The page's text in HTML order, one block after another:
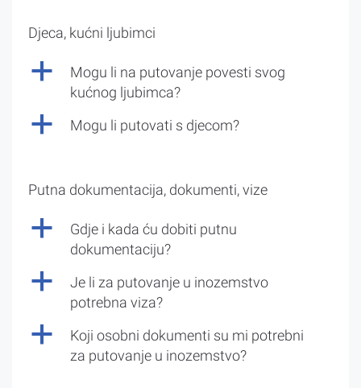
Djeca, kućni ljubimci
a
Mogu li na putovanje povesti svog
kućnog ljubimca?
a Mogu li putovati s djecom?
Putna dokumentacija, dokumenti, vize
a
Gdje i kada ću dobiti putnu
dokumentaciju?
a
Je li za putovanje u inozemstvo
potrebna viza?
a
Koji osobni dokumenti su mi potrebni
za putovanje u inozemstvo?